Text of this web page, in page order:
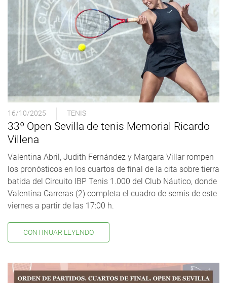
16/10/2025 TENIS
33º Open Sevilla de tenis Memorial Ricardo
Villena
Valentina Abril, Judith Fernández y Margara Villar rompen
los pronósticos en los cuartos de final de la cita sobre tierra
batida del Circuito IBP Tenis 1.000 del Club Náutico, donde
Valentina Carreras (2) completa el cuadro de semis de este
viernes a partir de las 17:00 h.
CONTINUAR LEYENDO